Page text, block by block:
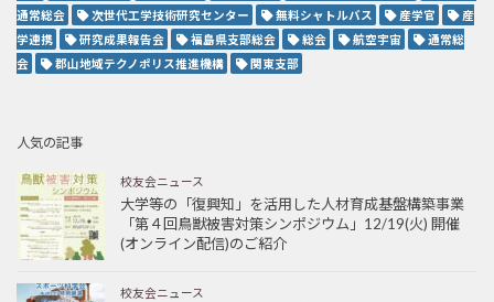
通常総会
次世代工学技術研究センター 無料シャトルバス 産学官
産
学連携
研究成果報告会 福島県支部総会 総会 航空宇宙
通常総
会
郡山地域テクノポリス推進機構 関東支部
人気の記事
校友会ニュース
大学等の「復興知」を活用した人材育成基盤構築事業
「第４回鳥獣被害対策シンポジウム」12/19(火) 開催
(オンライン配信)のご紹介
校友会ニュース